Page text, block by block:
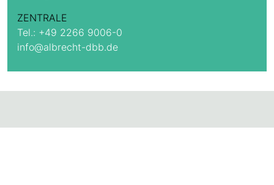
ZENTRALE
Tel.: +49 2266 9006-0
info@albrecht-dbb.de